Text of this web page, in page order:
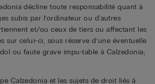
décline toute responsabilité quant à
subis par l’ordinateur ou d'autres
et/ou ceux de tiers ou affectant les
sur celui-ci, sous réserve d’une éventuelle
ou faute grave impu-table à Calzedonia;
Calzedonia et les sujets de droit liés à